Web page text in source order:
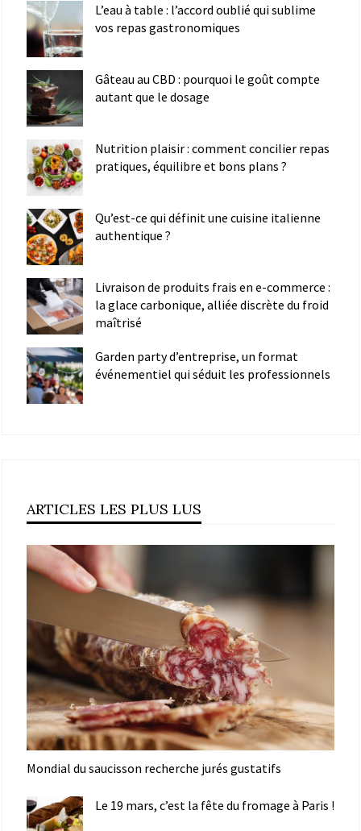
L’eau à table : l’accord oublié qui sublime
vos repas gastronomiques
Gâteau au CBD : pourquoi le goût compte
autant que le dosage
Nutrition plaisir : comment concilier repas
pratiques, équilibre et bons plans ?
Qu’est-ce qui définit une cuisine italienne
authentique ?
Livraison de produits frais en e-commerce :
la glace carbonique, alliée discrète du froid
maîtrisé
Garden party d’entreprise, un format
événementiel qui séduit les professionnels
ARTICLES LES PLUS LUS
Mondial du saucisson recherche jurés gustatifs
Le 19 mars, c’est la fête du fromage à Paris !